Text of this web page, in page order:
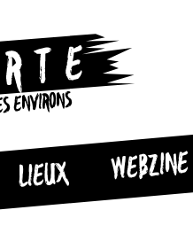
ENVIRONS
LIEUX WEBZINE